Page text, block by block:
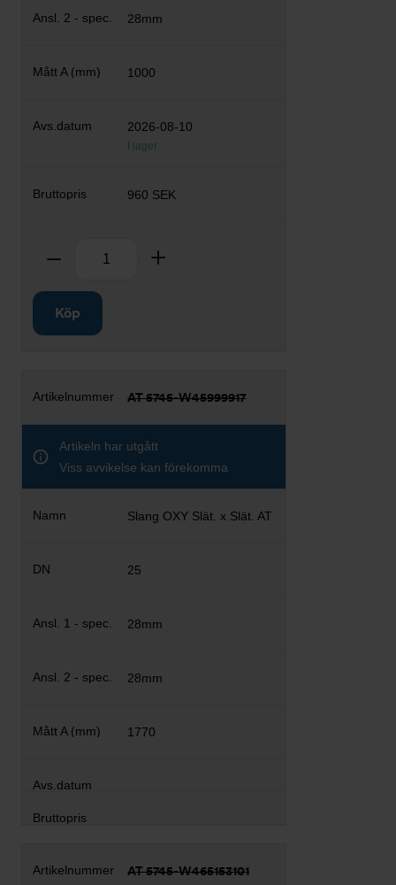
28mm
1000
2026-08-10
I lager
960 SEK
Ta bort
Köp
AT 5745-W45999917
Artikeln har utgått
Viss avvikelse kan förekomma
Slang OXY Slät. x Slät. AT
25
28mm
28mm
1770
AT 5745-W465153101